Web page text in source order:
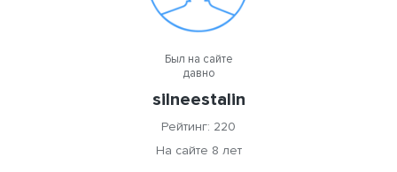
Был на сайте
давно
silneestalin
Рейтинг: 220
На сайте 8 лет